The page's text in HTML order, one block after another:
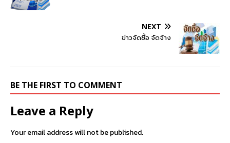
NEXT
ข่าวจัดซื้อ จัดจ้าง
BE THE FIRST TO COMMENT
Leave a Reply
Your email address will not be published.